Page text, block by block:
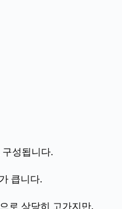
성됩니다.
큽니다.
로 상당히 고가지만,